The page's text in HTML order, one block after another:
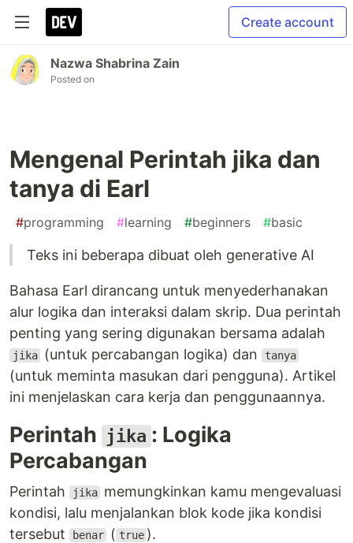
Create account
Nazwa Shabrina Zain
Posted on
Mengenal Perintah jika dan
tanya di Earl
#programming #learning #beginners #basic
Teks ini beberapa dibuat oleh generative AI
Bahasa Earl dirancang untuk menyederhanakan
alur logika dan interaksi dalam skrip. Dua perintah
penting yang sering digunakan bersama adalah
jika (untuk percabangan logika) dan tanya
(untuk meminta masukan dari pengguna). Artikel
ini menjelaskan cara kerja dan penggunaannya.
Perintah jika : Logika
Percabangan
Perintah jika memungkinkan kamu mengevaluasi
kondisi, lalu menjalankan blok kode jika kondisi
tersebut
benar ( true ).